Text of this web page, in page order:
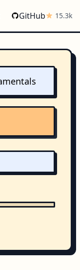
GitHub 15.3k